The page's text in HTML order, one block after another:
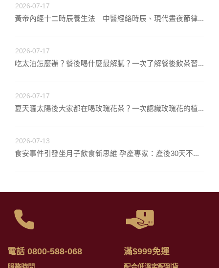
2026-07-17
黃帝內經十二時辰養生法｜中醫經絡時辰、現代晝夜節律...
2026-07-17
吃太油怎麼辦？餐後喝什麼最解膩？一次了解餐後飲茶習...
2026-07-17
夏天曬太陽後大家都在喝玫瑰花茶？一次認識玫瑰花的植...
2026-07-13
食安事件引發坐月子飲食新思維 孕產專家：產後30天不...
電話 0800-588-068 滿$999免運